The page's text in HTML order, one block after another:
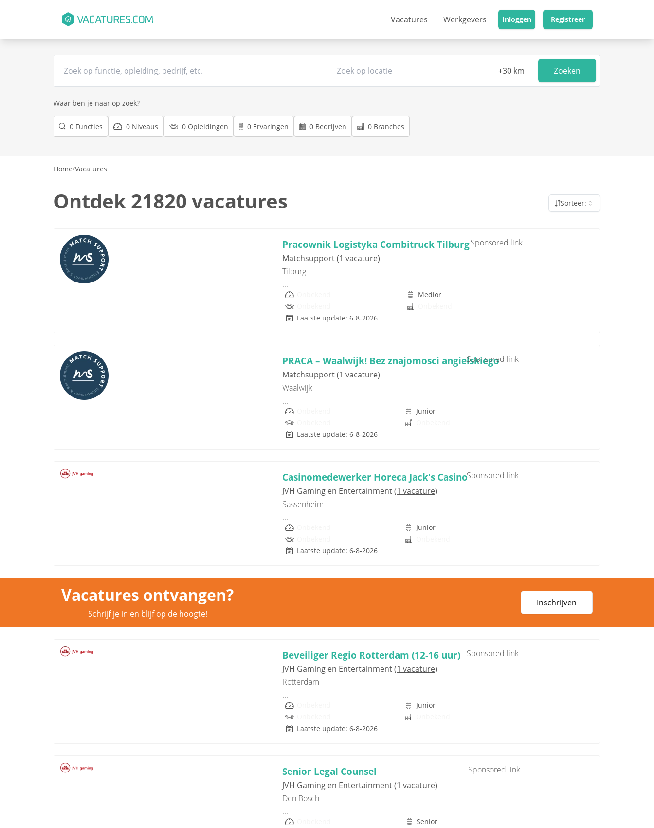
Vacatures Werkgevers Inloggen Registreer
Zoeken
Waar ben je naar op zoek?
0 Functies 0 Niveaus 0 Opleidingen 0 Ervaringen 0 Bedrijven 0 Branches
Home/Vacatures
Ontdek 21820 vacatures Sorteer:
Pracownik Logistyka Combitruck Tilburg
Matchsupport(1 vacature)
Tilburg
Sponsored link
...
Medior
Laatste update: 6-8-2026
PRACA – Waalwijk! Bez znajomosci angielskiego
Matchsupport(1 vacature)
Waalwijk
Sponsored link
...
Junior
Laatste update: 6-8-2026
Casinomedewerker Horeca Jack's Casino
JVH Gaming en Entertainment(1 vacature)
Sassenheim
Sponsored link
...
Junior
Laatste update: 6-8-2026
Vacatures ontvangen?
Schrijf je in en blijf op de hoogte!
Inschrijven
Beveiliger Regio Rotterdam (12-16 uur)
JVH Gaming en Entertainment(1 vacature)
Rotterdam
Sponsored link
...
Junior
Laatste update: 6-8-2026
Senior Legal Counsel
JVH Gaming en Entertainment(1 vacature)
Den Bosch
Sponsored link
...
Senior